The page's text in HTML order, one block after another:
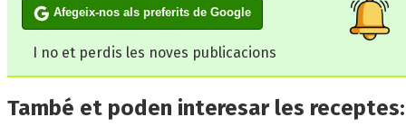
Afegeix-nos als preferits de Google
I no et perdis les noves publicacions
També et poden interesar les receptes: